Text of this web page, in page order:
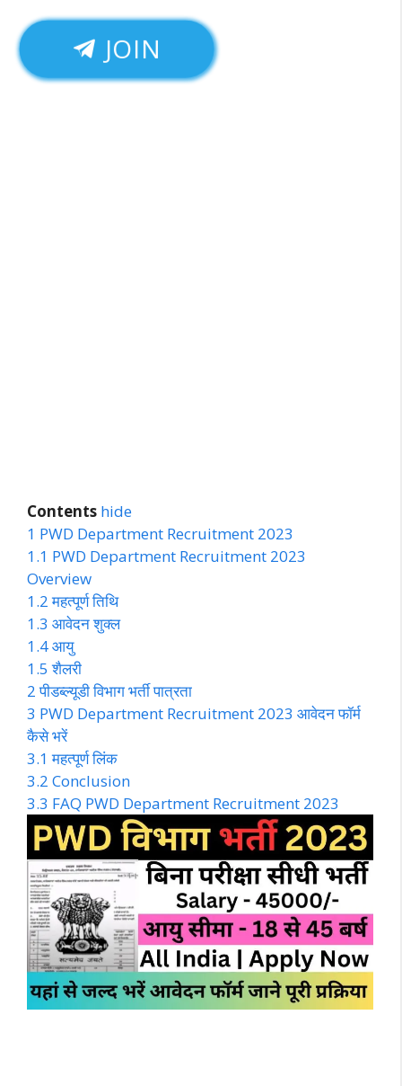
JOIN
Contents hide
1 PWD Department Recruitment 2023
1.1 PWD Department Recruitment 2023
Overview
1.2 महत्पूर्ण तिथि
1.3 आवेदन शुक्ल
1.4आयु
1.5 शैलरी
2 पीडब्ल्यूडी विभाग भर्ती पात्रता
3 PWD Department Recruitment 2023 आवेदन फॉर्म
कैसे भरें
3.1 महत्पूर्ण लिंक
3.2 Conclusion
3.3 FAQ PWD Department Recruitment 2023